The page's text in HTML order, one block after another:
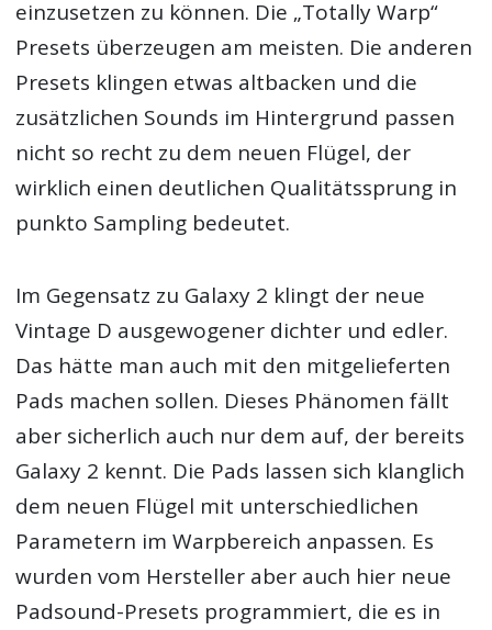
einzusetzen zu können. Die „Totally Warp“
Presets überzeugen am meisten. Die anderen
Presets klingen etwas altbacken und die
zusätzlichen Sounds im Hintergrund passen
nicht so recht zu dem neuen Flügel, der
wirklich einen deutlichen Qualitätssprung in
punkto Sampling bedeutet.
Im Gegensatz zu Galaxy 2 klingt der neue
Vintage D ausgewogener dichter und edler.
Das hätte man auch mit den mitgelieferten
Pads machen sollen. Dieses Phänomen fällt
aber sicherlich auch nur dem auf, der bereits
Galaxy 2 kennt. Die Pads lassen sich klanglich
dem neuen Flügel mit unterschiedlichen
Parametern im Warpbereich anpassen. Es
wurden vom Hersteller aber auch hier neue
Padsound-Presets programmiert, die es in